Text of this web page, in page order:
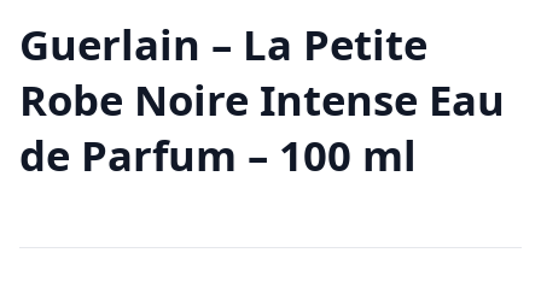
Guerlain – La Petite
Robe Noire Intense Eau
de Parfum – 100 ml